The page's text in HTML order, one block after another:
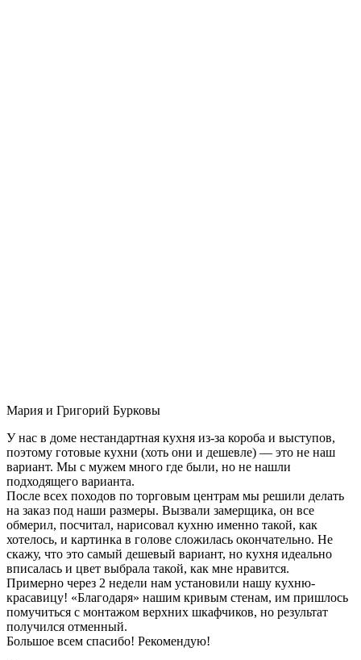
Мария и Григорий Бурковы
У нас в доме нестандартная кухня из-за короба и выступов,
поэтому готовые кухни (хоть они и дешевле) — это не наш
вариант. Мы с мужем много где были, но не нашли
подходящего варианта.
После всех походов по торговым центрам мы решили делать
на заказ под наши размеры. Вызвали замерщика, он все
обмерил, посчитал, нарисовал кухню именно такой, как
хотелось, и картинка в голове сложилась окончательно. Не
скажу, что это самый дешевый вариант, но кухня идеально
вписалась и цвет выбрала такой, как мне нравится.
Примерно через 2 недели нам установили нашу кухню-
красавицу! «Благодаря» нашим кривым стенам, им пришлось
помучиться с монтажом верхних шкафчиков, но результат
получился отменный.
Большое всем спасибо! Рекомендую!